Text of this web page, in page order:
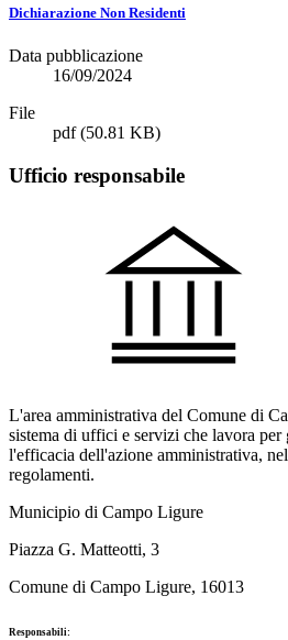
Dichiarazione Non Residenti
Data pubblicazione
16/09/2024
File
pdf(50.81 KB)
Ufficio responsabile
L'area amministrativa del Comune di
sistema di uffici e servizi che lavora per
l'efficacia dell'azione amministrativa,
regolamenti.
Municipio di Campo Ligure
Piazza G. Matteotti, 3
Comune di Campo Ligure, 16013
Responsabili: